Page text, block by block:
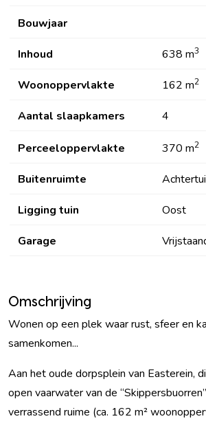
Bouwjaar
Inhoud 638 m3
Woonoppervlakte 162 m2
Aantal slaapkamers 4
Perceeloppervlakte 370 m2
Buitenruimte
Ligging tuin Oost
Garage
Omschrijving
Wonen op een plek waar rust, sfeer en
samenkomen...
Aan het oude dorpsplein van Easterein,
open vaarwater van de
verrassend ruime (ca. 162 m²